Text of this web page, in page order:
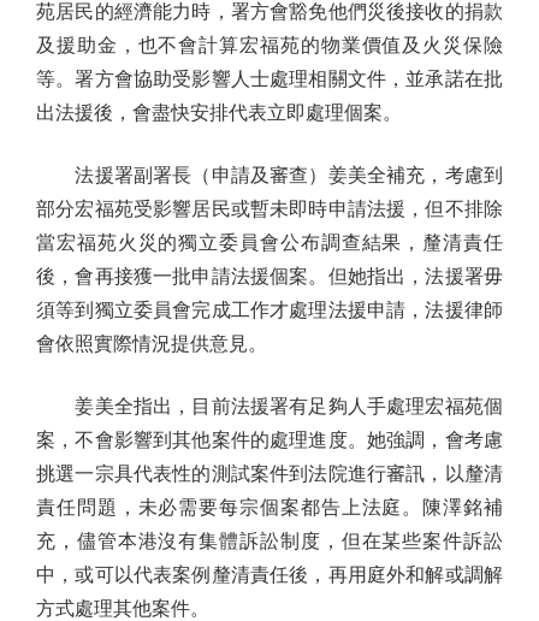
苑居民的經濟能力時，署方會豁免他們災後接收的捐款
及援助金，也不會計算宏福苑的物業價值及火災保險
等。署方會協助受影響人士處理相關文件，並承諾在批
出法援後，會盡快安排代表立即處理個案。
法援署副署長（申請及審查）姜美全補充，考慮到
部分宏福苑受影響居民或暫未即時申請法援，但不排除
當宏福苑火災的獨立委員會公布調查結果，釐清責任
後，會再接獲一批申請法援個案。但她指出，法援署毋
須等到獨立委員會完成工作才處理法援申請，法援律師
會依照實際情況提供意見。
姜美全指出，目前法援署有足夠人手處理宏福苑個
案，不會影響到其他案件的處理進度。她強調，會考慮
挑選一宗具代表性的測試案件到法院進行審訊，以釐清
責任問題，未必需要每宗個案都告上法庭。陳澤銘補
充，儘管本港沒有集體訴訟制度，但在某些案件訴訟
中，或可以代表案例釐清責任後，再用庭外和解或調解
方式處理其他案件。